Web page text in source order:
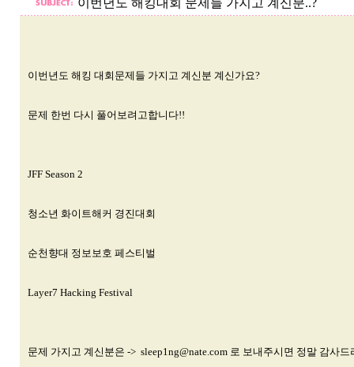
이번년도 해킹대회 문제들 가지고 계신분..?
이번년도 해킹 대회문제들 가지고 계신분 계신가요?
문제 한번 다시 풀어보려고합니다!!
JFF Season 2
청소년 화이트해커 경진대회
순천향대 정보보호 페스티벌
Layer7 Hacking Festival
문제 가지고 계신분은 -> sleep1ng@nate.com 로 보내주시면 정말 감사